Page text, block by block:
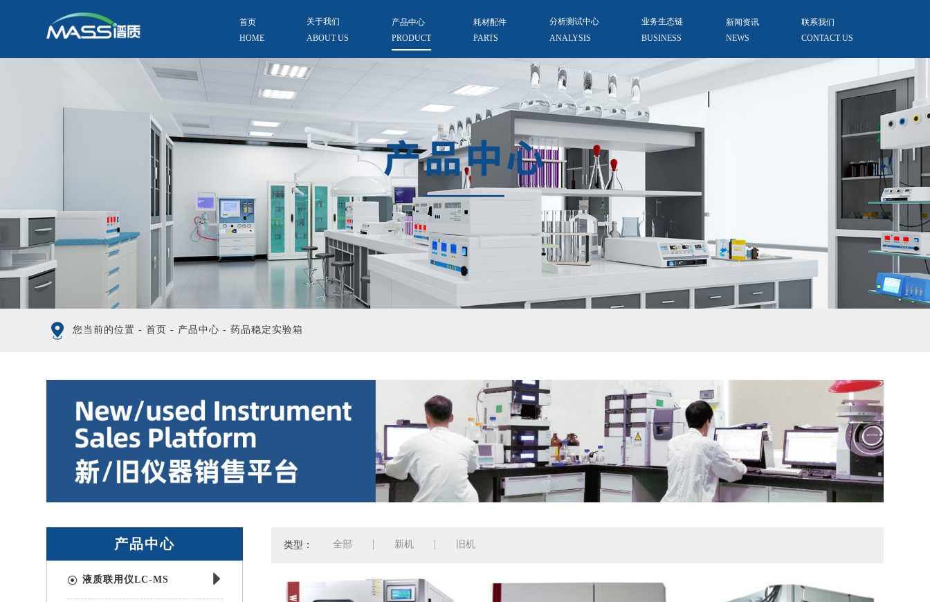
首页
HOME
关于我们
ABOUT US
产品中心
PRODUCT
耗材配件
PARTS
分析测试中心
ANALYSIS
业务生态链
BUSINESS
新闻资讯
NEWS
联系我们
CONTACT US
您当前的位置 - 首页 - 产品中心 -药品稳定实验箱
产品中心
液质联用仪LC-MS
类型： 全部 新机 旧机